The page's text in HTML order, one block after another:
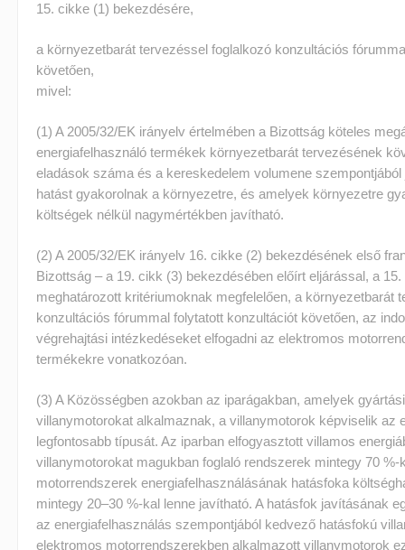
15. cikke (1) bekezdésére,
a környezetbarát tervezéssel foglalkozó konzultációs
követően,
mivel:
(1) A 2005/32/EK irányelv értelmében a Bizottság köteles
energiafelhasználó termékek környezetbarát tervezésének
eladások száma és a kereskedelem volumene
hatást gyakorolnak a környezetre, és amelyek környezetre
költségek nélkül nagymértékben javítható.
(2) A 2005/32/EK irányelv 16. cikke (2) bekezdésének első
Bizottság – a 19. cikk (3) bekezdésében előírt eljárással, a
meghatározott kritériumoknak megfelelően, a környezetbarát
konzultációs fórummal folytatott konzultációt követően, az
végrehajtási intézkedéseket elfogadni az elektromos
termékekre vonatkozóan.
(3) A Közösségben azokban az iparágakban, amelyek
villanymotorokat alkalmaznak, a villanymotorok képviselik az
legfontosabb típusát. Az iparban elfogyasztott villamos
villanymotorokat magukban foglaló rendszerek mintegy 70
motorrendszerek energiafelhasználásának hatásfoka
mintegy 20–30 %-kal lenne javítható. A hatásfok javításának
az energiafelhasználás szempontjából kedvező hatásfokú
elektromos motorrendszerekben alkalmazott villanymotorok